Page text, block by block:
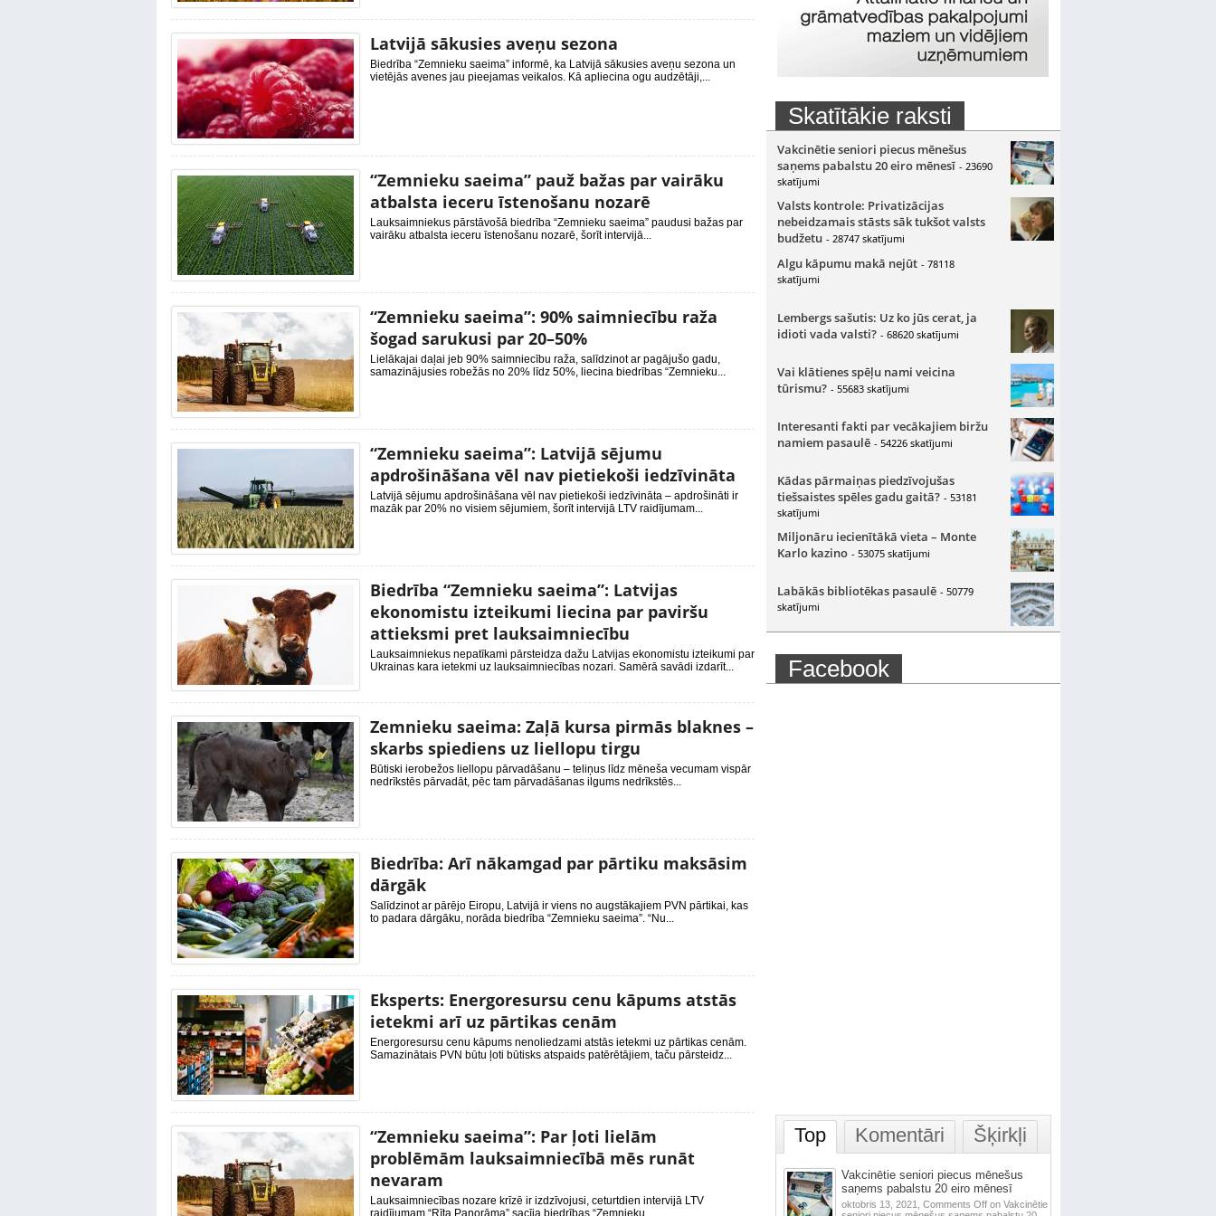
Latvijā sākusies aveņu sezona
Biedrība “Zemnieku saeima” informē, ka Latvijā sākusies aveņu sezona un
vietējās avenes jau pieejamas veikalos. Kā apliecina ogu audzētāji,...
“Zemnieku saeima” pauž bažas par vairāku
atbalsta ieceru īstenošanu nozarē
Lauksaimniekus pārstāvošā biedrība “Zemnieku saeima” paudusi bažas par
vairāku atbalsta ieceru īstenošanu nozarē, šorīt intervijā...
“Zemnieku saeima”: 90% saimniecību raža
šogad sarukusi par 20–50%
Lielākajai daļai jeb 90% saimniecību raža, salīdzinot ar pagājušo gadu,
samazinājusies robežās no 20% līdz 50%, liecina biedrības “Zemnieku...
“Zemnieku saeima”: Latvijā sējumu
apdrošināšana vēl nav pietiekoši iedzīvināta
Latvijā sējumu apdrošināšana vēl nav pietiekoši iedzīvināta – apdrošināti ir
mazāk par 20% no visiem sējumiem, šorīt intervijā LTV raidījumam...
Biedrība “Zemnieku saeima”: Latvijas
ekonomistu izteikumi liecina par paviršu
attieksmi pret lauksaimniecību
Lauksaimniekus nepatīkami pārsteidza dažu Latvijas ekonomistu izteikumi par
Ukrainas kara ietekmi uz lauksaimniecības nozari. Samērā savādi izdarīt...
Zemnieku saeima: Zaļā kursa pirmās blaknes –
skarbs spiediens uz liellopu tirgu
Būtiski ierobežos liellopu pārvadāšanu – teliņus līdz mēneša vecumam vispār
nedrīkstēs pārvadāt, pēc tam pārvadāšanas ilgums nedrīkstēs...
Biedrība: Arī nākamgad par pārtiku maksāsim
dārgāk
Salīdzinot ar pārējo Eiropu, Latvijā ir viens no augstākajiem PVN pārtikai, kas
to padara dārgāku, norāda biedrība “Zemnieku saeima”. “Nu...
Eksperts: Energoresursu cenu kāpums atstās
ietekmi arī uz pārtikas cenām
Energoresursu cenu kāpums nenoliedzami atstās ietekmi uz pārtikas cenām.
Samazinātais PVN būtu ļoti būtisks atspaids patērētājiem, taču pārsteidz...
“Zemnieku saeima”: Par ļoti lielām
problēmām lauksaimniecībā mēs runāt
nevaram
Lauksaimniecības nozare krīzē ir izdzīvojusi, ceturtdien intervijā LTV
raidījumam “Rīta Panorāma” sacīja biedrības “Zemnieku...
Skatītākie raksti
Vakcinētie seniori piecus mēnešus
saņems pabalstu 20 eiro mēnesī - 23690
skatījumi
Valsts kontrole: Privatizācijas
nebeidzamais stāsts sāk tukšot valsts
budžetu - 28747 skatījumi
Algu kāpumu makā nejūt - 78118
skatījumi
Lembergs sašutis: Uz ko jūs cerat, ja
idioti vada valsti? - 68620 skatījumi
Vai klātienes spēļu nami veicina
tūrismu? - 55683 skatījumi
Interesanti fakti par vecākajiem biržu
namiem pasaulē - 54226 skatījumi
Kādas pārmaiņas piedzīvojušas
tiešsaistes spēles gadu gaitā? - 53181
skatījumi
Miljonāru iecienītākā vieta – Monte
Karlo kazino - 53075 skatījumi
Labākās bibliotēkas pasaulē - 50779
skatījumi
Facebook
Top Komentāri Šķirkļi
Vakcinētie seniori piecus mēnešus
saņems pabalstu 20 eiro mēnesī
oktobris 13, 2021, Comments Offon Vakcinētie